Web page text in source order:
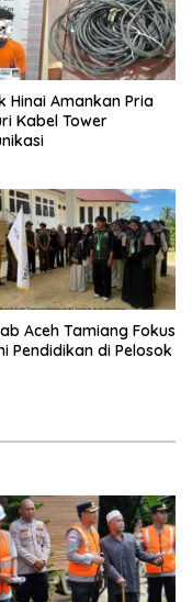
Hinai Amankan Pria
Kabel Tower
Aceh Tamiang Fokus
Pendidikan di Pelosok